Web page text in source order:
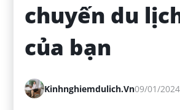
chuyến du
của bạn
Kinhnghiemdulich.vn09/01/2024